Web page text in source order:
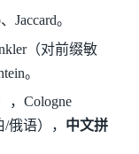
Jaccard。
（对前缀敏
。
，Cologne
俄语）， 中文拼